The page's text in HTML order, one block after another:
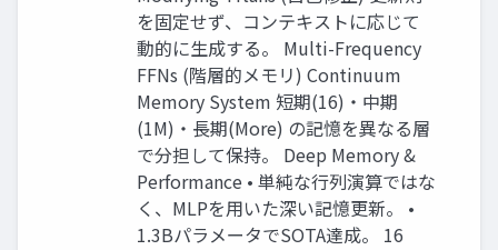
を固定せず、コンテキストに応じて
動的に生成する。 Multi-Frequency
FFNs (階層的メモリ) Continuum
Memory System 短期(16)・中期
(1M)・長期(More) の記憶を異なる層
で分担して保持。 Deep Memory &
Performance • 単純な行列演算ではな
く、MLPを用いた深い記憶更新。 •
1.3BパラメータでSOTA達成。 16